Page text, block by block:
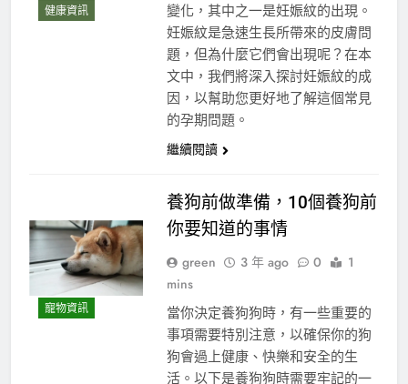
健康資訊
變化，其中之一是妊娠紋的出現。
妊娠紋是急速生長所帶來的皮膚問
題，但為什麼它們會出現呢？在本
文中，我們將深入探討妊娠紋的成
因，以幫助您更好地了解這個常見
的孕期問題。
繼續閱讀
寵物資訊
養狗前做準備，10個養狗前
你要知道的事情
green 3 年 ago 0
1
mins
當你決定養狗狗時，有一些重要的
事項需要特別注意，以確保你的狗
狗會過上健康、快樂和安全的生
活。以下是養狗狗時需要牢記的一